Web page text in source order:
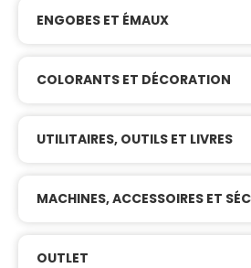
ENGOBES ET ÉMAUX
COLORANTS ET DÉCORATION
UTILITAIRES, OUTILS ET LIVRES
MACHINES, ACCESSOIRES ET
OUTLET